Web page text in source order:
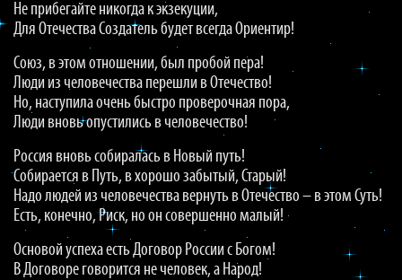
Не прибегайте никогда к экзекуции,
Для Отечества Создатель будет всегда Ориентир!
Союз, в этом отношении, был пробой пера!
Люди из человечества перешли в Отечество!
Но, наступила очень быстро проверочная пора,
Люди вновь опустились в человечество!
Россия вновь собиралась в Новый путь!
Собирается в Путь, в хорошо забытый, Старый!
Надо людей из человечества вернуть в Отечество – в этом Суть!
Есть, конечно, Риск, но он совершенно малый!
Основой успеха есть Договор России с Богом!
В Договоре говорится не человек, а Народ!